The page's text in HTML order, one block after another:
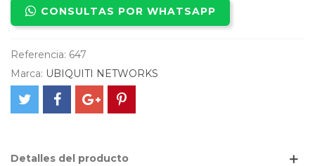
CONSULTAS POR WHATSAPP
Referencia: 647
Marca: UBIQUITI NETWORKS
Detalles del producto